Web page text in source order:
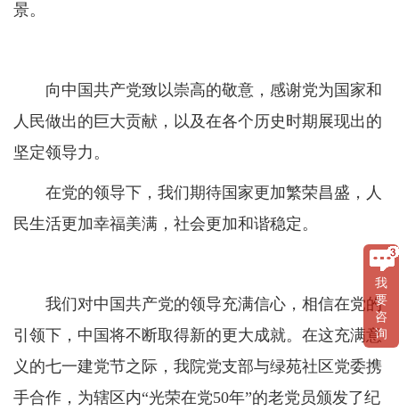
景。
向中国共产党致以崇高的敬意，感谢党为国家和
人民做出的巨大贡献，以及在各个历史时期展现出的
坚定领导力。
在党的领导下，我们期待国家更加繁荣昌盛，人
民生活更加幸福美满，社会更加和谐稳定。
我们对中国共产党的领导充满信心，相信在党的
引领下，中国将不断取得新的更大成就。在这充满意
义的七一建党节之际，我院党支部与绿苑社区党委携
手合作，为辖区内“光荣在党50年”的老党员颁发了纪
我
要
咨
询